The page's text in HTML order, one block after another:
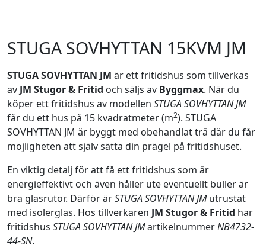
STUGA SOVHYTTAN 15KVM JM
STUGA SOVHYTTAN JM är ett fritidshus som tillverkas
av JM Stugor & Fritid och säljs av Byggmax. När du
köper ett fritidshus av modellen STUGA SOVHYTTAN JM
får du ett hus på 15 kvadratmeter (m2). STUGA
SOVHYTTAN JM är byggt med obehandlat trä där du får
möjligheten att själv sätta din prägel på fritidshuset.
En viktig detalj för att få ett fritidshus som är
energieffektivt och även håller ute eventuellt buller är
bra glasrutor. Därför ärSTUGA SOVHYTTAN JMutrustat
med isolerglas. Hos tillverkaren JM Stugor & Fritid har
fritidshus STUGA SOVHYTTAN JMartikelnummerNB4732-
44-SN.